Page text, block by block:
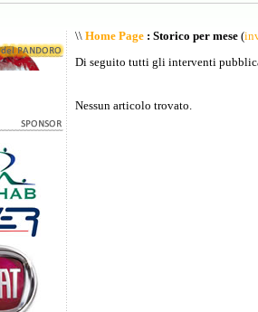
\\ Home Page : Storico per mese (
Di seguito tutti gli interventi
Nessun articolo trovato.